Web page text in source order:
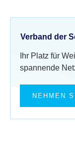
Verband der
Ihr Platz für
spannende
NEHMEN